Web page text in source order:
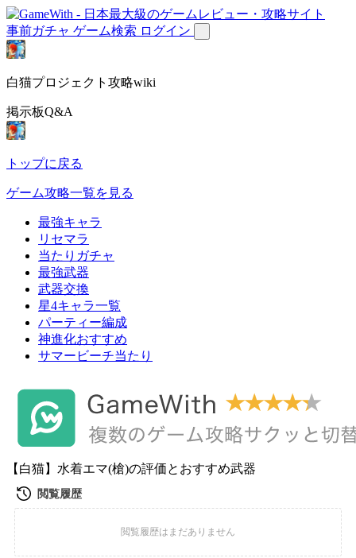
事前ガチャ ゲーム検索 ログイン
白猫プロジェクト攻略wiki
掲示板Q&A
トップに戻る
ゲーム攻略一覧を見る
最強キャラ
リセマラ
当たりガチャ
最強武器
武器交換
星4キャラ一覧
パーティー編成
神進化おすすめ
サマービーチ当たり
【白猫】水着エマ(槍)の評価とおすすめ武器